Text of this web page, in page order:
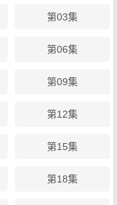
第03集
第06集
第09集
第12集
第15集
第18集